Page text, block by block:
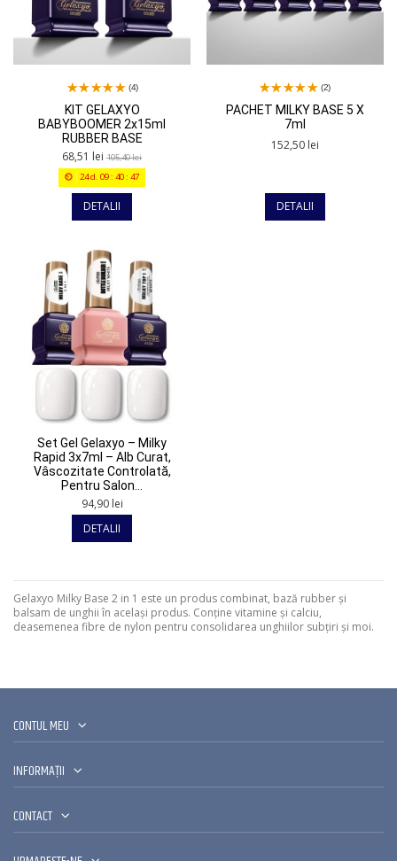
(4)
KIT GELAXYO
BABYBOOMER 2x15ml
RUBBER BASE
68,51 lei105,40 lei
24d. 09:40:47
DETALII
(2)
PACHET MILKY BASE 5 X
7ml
152,50 lei
DETALII
Set Gel Gelaxyo – Milky
Rapid 3x7ml – Alb Curat,
Vâscozitate Controlată,
Pentru Salon...
94,90 lei
DETALII
Gelaxyo Milky Base 2 in 1 este un produs combinat, bază rubber și
balsam de unghii în același produs. Conține vitamine și calciu,
deasemenea fibre de nylon pentru consolidarea unghiilor subțiri și moi.
CONTUL MEU
INFORMAȚII
CONTACT